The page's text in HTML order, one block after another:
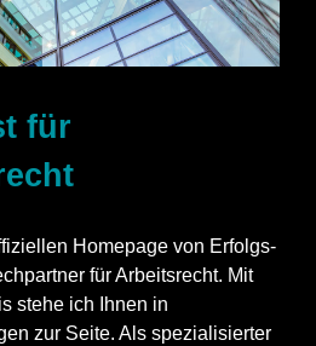
für
Homepage von Erfolgs-
für Arbeitsrecht. Mit
stehe ich Ihnen in
zur Seite. Als spezialisierter